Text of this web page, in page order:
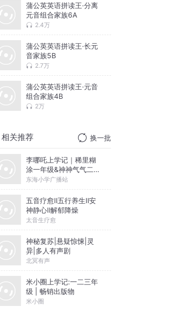
蒲公英英语拼读王·分离
元音组合家族6A
2.4万
蒲公英英语拼读王·长元
音家族5B
2.7万
蒲公英英语拼读王·元音
组合家族4B
2万
相关推荐 换一批
李哪吒上学记｜稀里糊
涂一年级&神神气气二年
级
东海小学广播站
五音疗愈Ⅱ五行养生Ⅱ安
神静心Ⅱ解郁降燥
太音生疗愈
神秘复苏|悬疑惊悚|灵
异|多人有声剧
北冥有声
米小圈上学记:一二三年
级 | 畅销出版物
米小圈